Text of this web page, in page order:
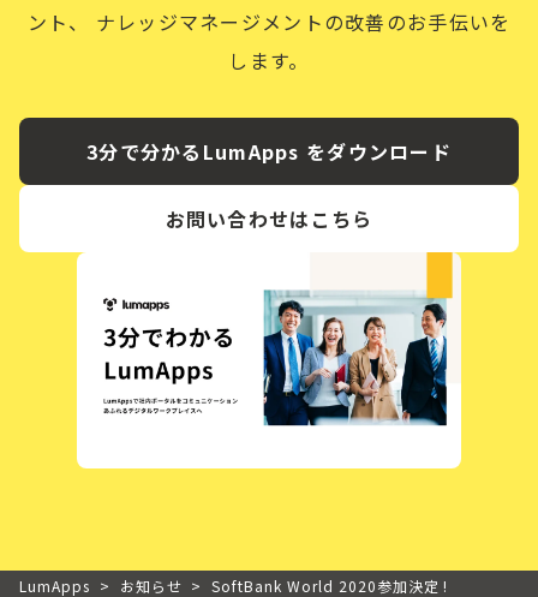
ント、
ナレッジマネージメントの改善のお手伝いを
します。
3分で分かるLumApps をダウンロード
お問い合わせはこちら
LumApps > お知らせ > SoftBank World 2020参加決定 !